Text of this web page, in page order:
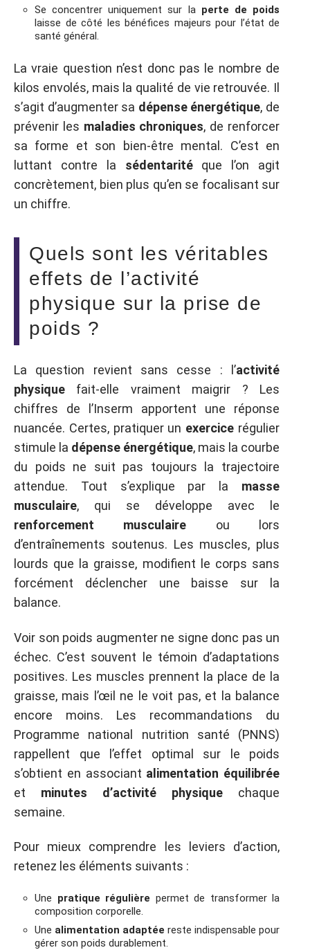
Se concentrer uniquement sur la perte de poids
laisse de côté les bénéfices majeurs pour l’état de
santé général.
La vraie question n’est donc pas le nombre de
kilos envolés, mais la qualité de vie retrouvée. Il
s’agit d’augmenter sa dépense énergétique, de
prévenir les maladies chroniques, de renforcer
sa forme et son bien-être mental. C’est en
luttant contre la sédentaritéque l’on agit
concrètement, bien plus qu’en se focalisant sur
un chiffre.
Quels sont les véritables
effets de l’activité
physique sur la prise de
poids ?
La question revient sans cesse : l’activité
physique fait-elle vraiment maigrir ? Les
chiffres de l’Inserm apportent une réponse
nuancée. Certes, pratiquer un exercice régulier
stimule la dépense énergétique, mais la courbe
du poids ne suit pas toujours la trajectoire
attendue. Tout s’explique par la masse
musculaire, qui se développe avec le
renforcement musculaire ou lors
d’entraînements soutenus. Les muscles, plus
lourds que la graisse, modifient le corps sans
forcément déclencher une baisse sur la
balance.
Voir son poids augmenter ne signe donc pas un
échec. C’est souvent le témoin d’adaptations
positives. Les muscles prennent la place de la
graisse, mais l’œil ne le voit pas, et la balance
encore moins. Les recommandations du
Programme national nutrition santé (PNNS)
rappellent que l’effet optimal sur le poids
s’obtient en associant alimentation équilibrée
et minutes d’activité physique chaque
semaine.
Pour mieux comprendre les leviers d’action,
retenez les éléments suivants :
Une pratique régulière permet de transformer la
composition corporelle.
Une alimentation adaptée reste indispensable pour
gérer son poids durablement.